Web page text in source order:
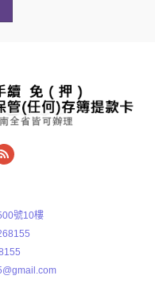
號10樓